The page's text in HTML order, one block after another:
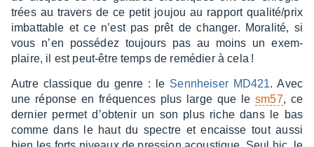
trées au travers de ce petit joujou au rapport qualité/prix
imbat­table et ce n’est pas prêt de chan­ger. Mora­lité, si
vous n’en possé­dez toujours pas au moins un exem­
plaire, il est peut-être temps de remé­dier à cela !
Autre clas­sique du genre : le Senn­hei­ser MD421. Avec
une réponse en fréquences plus large que lesm57, ce
dernier permet d’ob­te­nir un son plus riche dans le bas
comme dans le haut du spectre et encaisse tout aussi